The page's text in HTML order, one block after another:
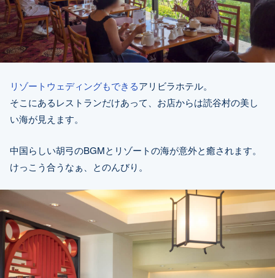
リゾートウェディングもできるアリビラホテル。
そこにあるレストランだけあって、お店からは読谷村の美し
い海が見えます。
中国らしい胡弓のBGMとリゾートの海が意外と癒されます。
けっこう合うなぁ、とのんびり。